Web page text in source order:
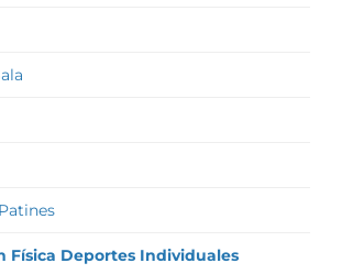
Física Deportes Individuales